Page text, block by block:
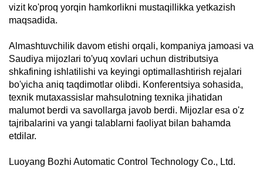
vizit ko'proq yorqin hamkorlikni mustaqillikka yetkazish
maqsadida.
Almashtuvchilik davom etishi orqali, kompaniya jamoasi va
Saudiya mijozlari to'yuq xovlari uchun distributsiya
shkafining ishlatilishi va keyingi optimallashtirish rejalari
bo'yicha aniq taqdimotlar olibdi. Konferentsiya sohasida,
texnik mutaxassislar mahsulotning texnika jihatidan
malumot berdi va savollarga javob berdi. Mijozlar esa o'z
tajribalarini va yangi talablarni faoliyat bilan bahamda
etdilar.
Luoyang Bozhi Automatic Control Technology Co., Ltd.